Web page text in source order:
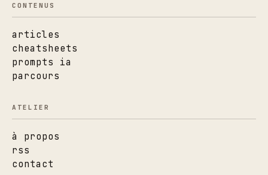
CONTENUS
articles
cheatsheets
prompts ia
parcours
ATELIER
à propos
rss
contact